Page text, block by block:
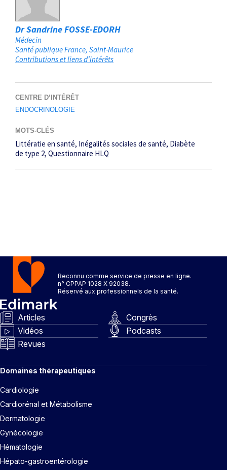
Dr Sandrine FOSSE-EDORH
Médecin
Santé publique France Saint-Maurice
Contributions et liens d’intérêts
CENTRE D’INTÉRÊT
ENDOCRINOLOGIE
MOTS-CLÉS
Littératie en santé Inégalités sociales de santé Diabète
de type 2 Questionnaire HLQ
Reconnu comme service de presse en ligne.
n° CPPAP 1028 X 92038.
Réservé aux professionnels de la santé.
Articles
Congrès
Vidéos
Podcasts
Revues
Domaines thérapeutiques
Cardiologie
Cardiorénal et Métabolisme
Dermatologie
Gynécologie
Hématologie
Hépato-gastroentérologie